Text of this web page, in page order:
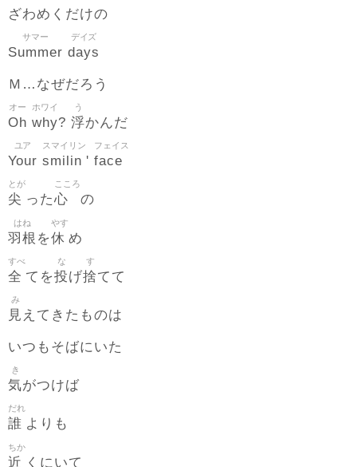
ざわめくだけの
Summer
サマー
days
デイズ
Ｍ…なぜだろう
Oh
オー
why
ホワイ
? 浮
う
かんだ
Your
ユア
smilin
スマイリン
' face
フェイス
尖
とが
った心
こころ
の
羽根
はね
を休
やす
め
全
すべ
てを投
な
げ捨
す
てて
見
み
えてきたものは
いつもそばにいた
気
き
がつけば
誰
だれ
よりも
近
ちか
くにいて